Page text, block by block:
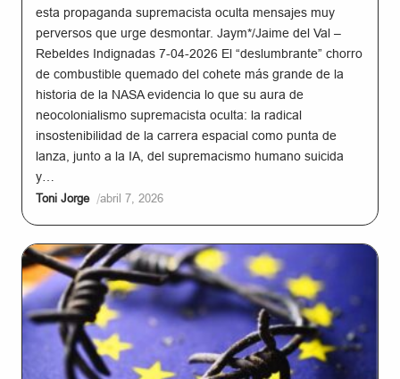
esta propaganda supremacista oculta mensajes muy
perversos que urge desmontar. Jaym*/Jaime del Val –
Rebeldes Indignadas 7-04-2026 El “deslumbrante” chorro
de combustible quemado del cohete más grande de la
historia de la NASA evidencia lo que su aura de
neocolonialismo supremacista oculta: la radical
insostenibilidad de la carrera espacial como punta de
lanza, junto a la IA, del supremacismo humano suicida
y…
Toni Jorge /abril 7, 2026